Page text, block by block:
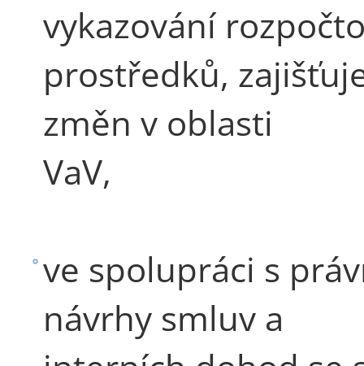
vykazování
prostředků,
změn v oblasti
VaV,
ve spolupráci s
návrhy smluv a